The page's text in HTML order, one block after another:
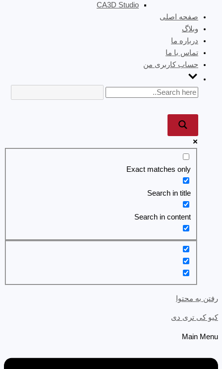
CA3D Studio
صفحه اصلی
وبلاگ
درباره ما
تماس با ما
حساب کاربری من
Exact matches only
Search in title
Search in content
رفتن به محتوا
کیو کی تری دی
Main Menu